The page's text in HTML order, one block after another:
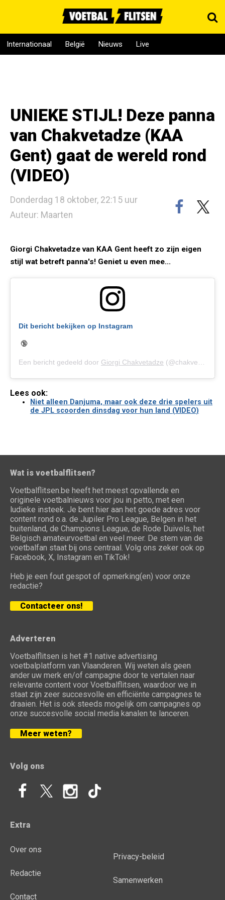
Internationaal België Nieuws Live
UNIEKE STIJL! Deze panna
van Chakvetadze (KAA
Gent) gaat de wereld rond
(VIDEO)
Donderdag 18 oktober, 22:15 uur
Auteur: Maarten
Giorgi Chakvetadze van KAA Gent heeft zo zijn eigen
stijl wat betreft panna's! Geniet u even mee...
Dit bericht bekijken op Instagram
🔞
Een bericht gedeeld door Giorgi Chakvetadze (@chakve10) op
Lees ook:
Niet alleen Danjuma, maar ook deze drie spelers uit
de JPL scoorden dinsdag voor hun land (VIDEO)
Wat is voetbalflitsen?
Voetbalflitsen.be heeft het meest opvallende en
originele voetbalnieuws voor jou in petto, met een
ludieke insteek. Je bent hier aan het goede adres voor
content rond o.a. de Jupiler Pro League, Belgen in het
buitenland, de Champions League, de Rode Duivels, het
Belgisch amateurvoetbal en veel meer. De stem van de
voetbalfan staat bij ons centraal. Volg ons zeker ook op
Facebook, X, Instagram en TikTok!
Heb je een fout gespot of opmerking(en) voor onze
redactie?
Contacteer ons!
Adverteren
Voetbalflitsen is het #1 native advertising
voetbalplatform van Vlaanderen. Wij weten als geen
ander uw merk en/of campagne door te vertalen naar
relevante content voor Voetbalflitsen, waardoor we in
staat zijn zeer succesvolle en efficiënte campagnes te
draaien. Het is ook steeds mogelijk om campagnes op
onze succesvolle social media kanalen te lanceren.
Meer weten?
Volg ons
Extra
Over ons
Redactie
Contact
Privacy-beleid
Samenwerken